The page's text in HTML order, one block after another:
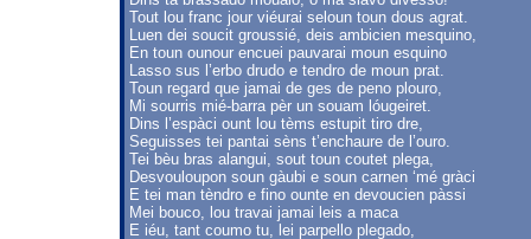
Tout lou franc jour viéurai seloun toun dous agrat.
Luen dei soucit groussié, deis ambicien mesquino,
En toun ounour encuei pauvarai moun esquino
Lasso sus l’erbo drudo e tendro de moun prat.
Toun regard que jamai de ges de peno plouro,
Mi sourris mié-barra pèr un souam lóugeiret.
Dins l’espàci ount lou tèms estupit tiro dre,
Seguisses tei pantai sèns t’enchaure de l’ouro.
Tei bèu bras alangui, sout toun coutet plega,
Desvouloupon soun gàubi e soun carnen ‘mé gràci
E tei man tèndro e fino ounte en devoucien pàssi
Mei bouco, lou travai jamai leis a maca
E iéu, tant coumo tu, lei parpello plegado,